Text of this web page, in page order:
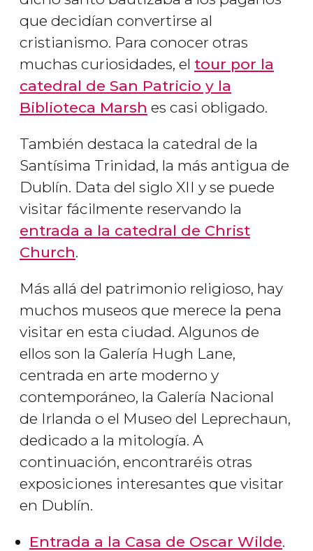
que decidían convertirse al
cristianismo. Para conocer otras
muchas curiosidades, el tour por la
catedral de San Patricio y la
Biblioteca Marsh es casi obligado.
También destaca la catedral de la
Santísima Trinidad, la más antigua de
Dublín. Data del siglo XII y se puede
visitar fácilmente reservando la
entrada a la catedral de Christ
Church.
Más allá del patrimonio religioso, hay
muchos museos que merece la pena
visitar en esta ciudad. Algunos de
ellos son la Galería Hugh Lane,
centrada en arte moderno y
contemporáneo, la Galería Nacional
de Irlanda o el Museo del Leprechaun,
dedicado a la mitología. A
continuación, encontraréis otras
exposiciones interesantes que visitar
en Dublín.
Entrada a la Casa de Oscar Wilde.